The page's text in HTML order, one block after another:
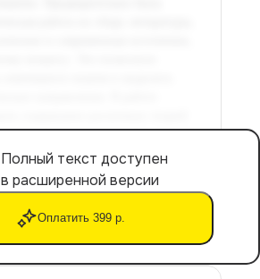
Полный текст доступен
в расширенной версии
Оплатить 399 р.